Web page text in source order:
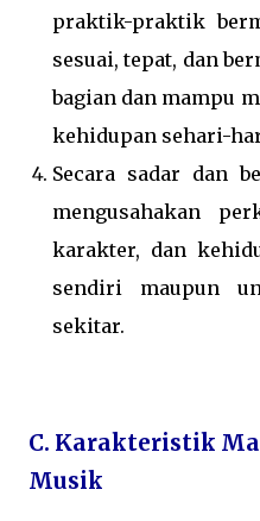
praktik-praktik
sesuai, tepat, dan
bagian dan mampu
kehidupan sehari-
Secara sadar dan
mengusahakan
karakter, dan
sendiri maupun
sekitar.
C. Karakteristik
Musik